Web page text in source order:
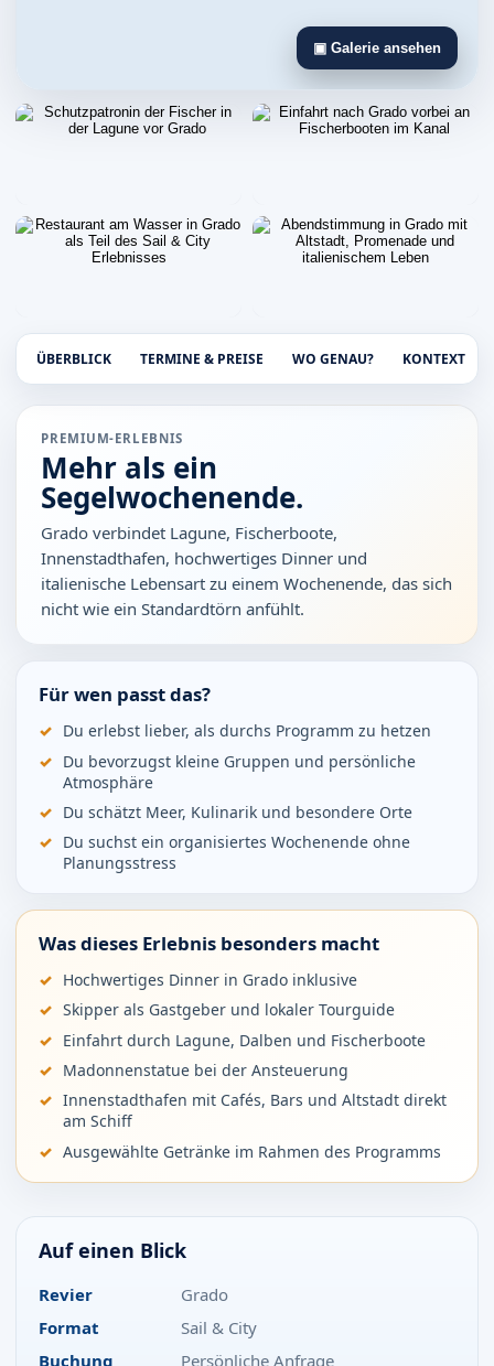
▣ Galerie ansehen
ÜBERBLICK TERMINE & PREISE WO GENAU? KONTEXT
PREMIUM-ERLEBNIS
Mehr als ein
Segelwochenende.
Grado verbindet Lagune, Fischerboote,
Innenstadthafen, hochwertiges Dinner und
italienische Lebensart zu einem Wochenende, das sich
nicht wie ein Standardtörn anfühlt.
Für wen passt das?
Du erlebst lieber, als durchs Programm zu hetzen
Du bevorzugst kleine Gruppen und persönliche
Atmosphäre
Du schätzt Meer, Kulinarik und besondere Orte
Du suchst ein organisiertes Wochenende ohne
Planungsstress
Was dieses Erlebnis besonders macht
Hochwertiges Dinner in Grado inklusive
Skipper als Gastgeber und lokaler Tourguide
Einfahrt durch Lagune, Dalben und Fischerboote
Madonnenstatue bei der Ansteuerung
Innenstadthafen mit Cafés, Bars und Altstadt direkt
am Schiff
Ausgewählte Getränke im Rahmen des Programms
Auf einen Blick
Revier
Grado
Format
Sail & City
Buchung
Persönliche Anfrage